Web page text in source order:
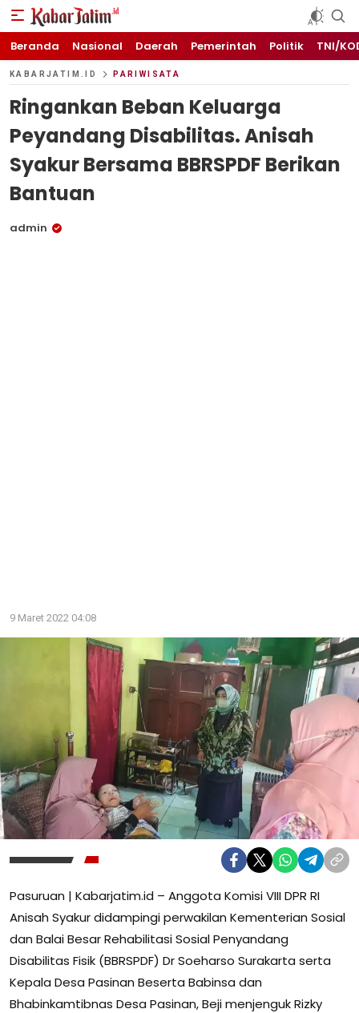
KABARJATIM.id
Kabar Jawa timuran
Beranda Nasional Daerah Pemerintah Politik TNI/
KABARJATIM.ID PARIWISATA
Ringankan Beban Keluarga
Peyandang Disabilitas. Anisah
Syakur Bersama BBRSPDF Berikan
Bantuan
admin
9 Maret 2022 04:08
Pasuruan | Kabarjatim.id – Anggota Komisi VIII DPR RI
Anisah Syakur didampingi perwakilan Kementerian Sosial
dan Balai Besar Rehabilitasi Sosial Penyandang
Disabilitas Fisik (BBRSPDF) Dr Soeharso Surakarta serta
Kepala Desa Pasinan Beserta Babinsa dan
Bhabinkamtibnas Desa Pasinan, Beji menjenguk Rizky